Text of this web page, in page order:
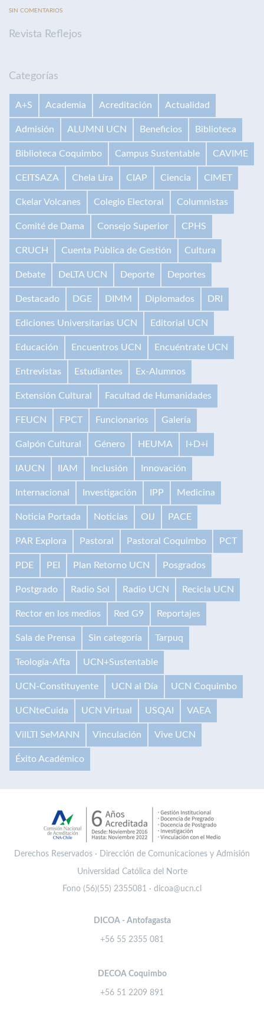
SIN COMENTARIOS
Revista Reflejos
Categorías
A+S Academia Acreditación Actualidad
Admisión ALUMNI UCN Beneficios Biblioteca
Biblioteca Coquimbo Campus Sustentable CAVIME
CEITSAZA Chela Lira CIAP Ciencia CIMET
Ckelar Volcanes Colegio Electoral Columnistas
Comité de Dama Consejo Superior CPHS
CRUCH Cuenta Pública de Gestión Cultura
Debate DeLTA UCN Deporte Deportes
Destacado DGE DIMM Diplomados DRI
Ediciones Universitarias UCN Editorial UCN
Educación Encuentros UCN Encuéntrate UCN
Entrevistas Estudiantes Ex-Alumnos
Extensión Cultural Facultad de Humanidades
FEUCN FPCT Funcionarios Galería
Galpón Cultural Género HEUMA I+D+i
IAUCN IIAM Inclusión Innovación
Internacional Investigación IPP Medicina
Noticia Portada Noticias OIJ PACE
PAR Explora Pastoral Pastoral Coquimbo PCT
PDE PEI Plan Retorno UCN Posgrados
Postgrado Radio Sol Radio UCN Recicla UCN
Rector en los medios Red G9 Reportajes
Sala de Prensa Sin categoría Tarpuq
Teología-Afta UCN+Sustentable
UCN-Constituyente UCN al Día UCN Coquimbo
UCNteCuida UCN Virtual USQAI VAEA
VilLTI SeMANN Vinculación Vive UCN
Éxito Académico
Derechos Reservados · Dirección de Comunicaciones y Admisión
Universidad Católica del Norte
Fono (56)(55) 2355081 · dicoa@ucn.cl
DICOA - Antofagasta
+56 55 2355 081
DECOA Coquimbo
+56 51 2209 891